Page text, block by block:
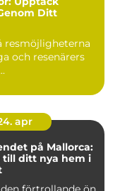
Ditt
resmöjligheterna
och resenärers
apr
på Mallorca:
till ditt nya hem i